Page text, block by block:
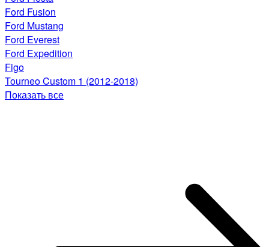
Ford Fusion
Ford Mustang
Ford Everest
Ford Expedition
Figo
Tourneo Custom 1 (2012-2018)
Показать все